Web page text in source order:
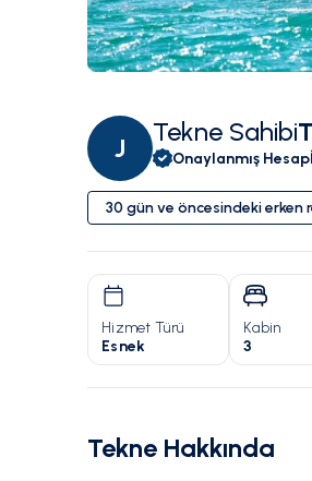
J
Tekne Sahibi
Onaylanmış Hesap
30 gün ve öncesindeki
Hizmet Türü
Esnek
Kabin
3
Tekne Hakkında